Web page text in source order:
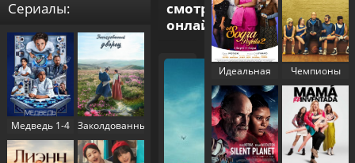
смотреть
онлайн
Cериалы:
Медведь 1-4
сезон (2022-
2025)
Заколдованный
дворец 1
сезон (2025)
Идеальная
свекровь 2
(2025)
Чемпионы
(2023)